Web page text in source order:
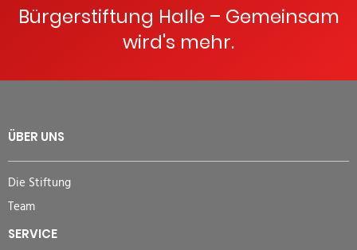
Bürgerstiftung Halle – Gemeinsam
wird's mehr.
ÜBER UNS
Die Stiftung
Team
SERVICE